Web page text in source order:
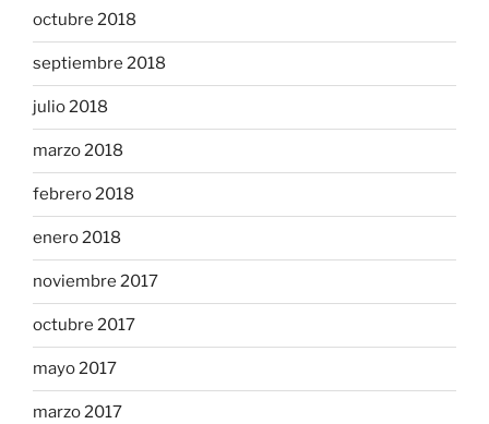
octubre 2018
septiembre 2018
julio 2018
marzo 2018
febrero 2018
enero 2018
noviembre 2017
octubre 2017
mayo 2017
marzo 2017